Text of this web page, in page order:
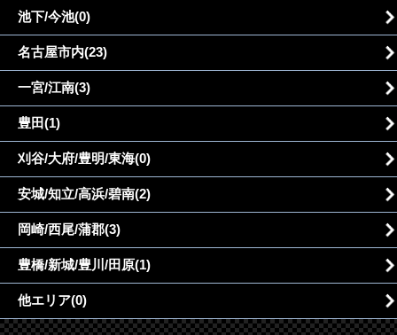
池下/今池(0)
名古屋市内(23)
一宮/江南(3)
豊田(1)
刈谷/大府/豊明/東海(0)
安城/知立/高浜/碧南(2)
岡崎/西尾/蒲郡(3)
豊橋/新城/豊川/田原(1)
他エリア(0)